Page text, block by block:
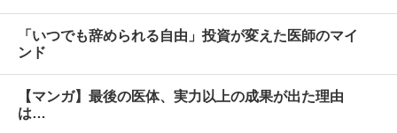
「いつでも辞められる自由」投資が変えた医師のマイ
ンド
【マンガ】最後の医体、実力以上の成果が出た理由
は…